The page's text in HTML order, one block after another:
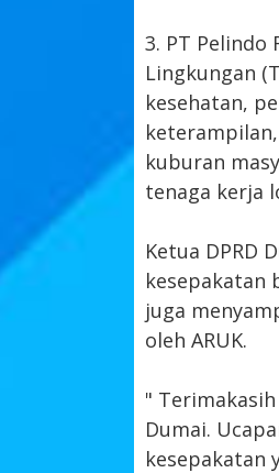
3. PT Pelindo
Lingkungan
kesehatan,
kuburan
tenaga kerja
Ketua DPRD
kesepakatan
juga
oleh ARUK.
"
Dumai.
kesepakatan